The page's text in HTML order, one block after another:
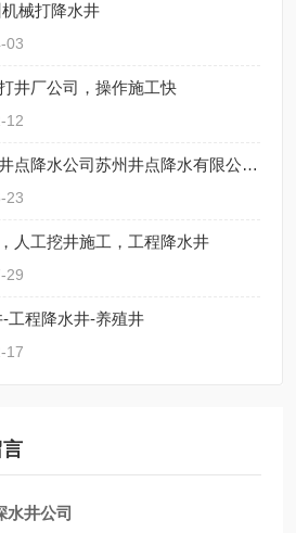
械打降水井
03
井厂公司，操作施工快
12
苏州井点降水苏州井点降水公司苏州井点降水有限公司通泉降水公司
23
人工挖井施工，工程降水井
29
工程降水井-养殖井
17
水井公司